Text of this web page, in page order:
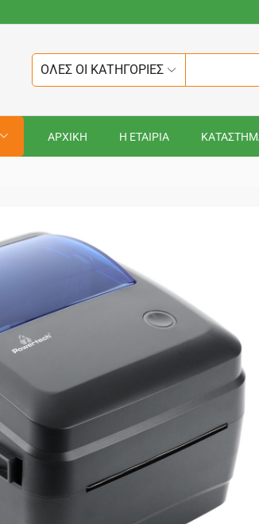
ΟΛΕΣ ΟΙ ΚΑΤΗΓΟΡΙΕΣ
ΑΡΧΙΚΗ Η ΕΤΑΙΡΙΑ